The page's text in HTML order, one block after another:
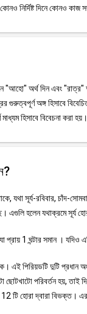
নির্দিষ্ট দিনে কোনও
"আহো" অর্থ দিন এবং "রাত্র"
গুরুত্বপূর্ণ অঙ্গ হিসাবে
হিসাবে বিবেচনা করা হয়।
যথা সূর্য-রবিবার, চাঁদ-
এগুলি হলেন যথাক্রমে সূর্য
1 ঘন্টার সমান । যদিও
এই পিরিয়ডটি দুটি প্রধান
ছোটখাটো পরিবর্তন হয়, তাই
টি হোরা দ্বারা বিভক্ত।